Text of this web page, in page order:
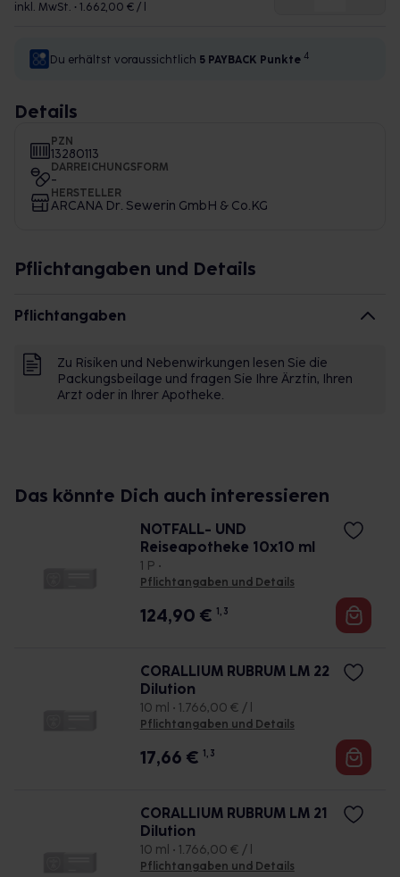
inkl. MwSt. • 1.662,00 € / l
Du erhältst voraussichtlich 5 PAYBACK Punkte 4
Details
PZN
13280113
DARREICHUNGSFORM
-
HERSTELLER
ARCANA Dr. Sewerin GmbH & Co.KG
Pflichtangaben und Details
Pflichtangaben
Zu Risiken und Nebenwirkungen lesen Sie die
Packungsbeilage und fragen Sie Ihre Ärztin, Ihren
Arzt oder in Ihrer Apotheke.
Das könnte Dich auch interessieren
NOTFALL- UND
Reiseapotheke 10x10 ml
1 P •
Pflichtangaben und Details
124,90 € 1, 3
CORALLIUM RUBRUM LM 22
Dilution
10 ml • 1.766,00 € / l
Pflichtangaben und Details
17,66 € 1, 3
CORALLIUM RUBRUM LM 21
Dilution
10 ml • 1.766,00 € / l
Pflichtangaben und Details